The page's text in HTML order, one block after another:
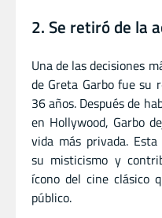
2. Se retiró de la
Una de las decisiones
de Greta Garbo fue su
36 años. Después de
en Hollywood, Garbo
vida más privada.
su misticismo y
ícono del cine clásico
público.